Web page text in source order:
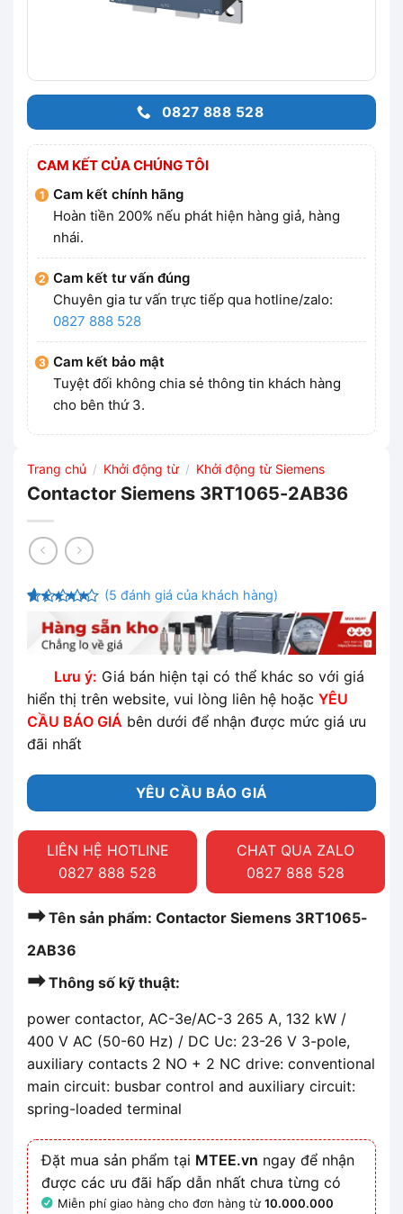
0827 888 528
CAM KẾT CỦA CHÚNG TÔI
Cam kết chính hãng
Hoàn tiền 200% nếu phát hiện hàng giả, hàng
nhái.
Cam kết tư vấn đúng
Chuyên gia tư vấn trực tiếp qua hotline/zalo:
0827 888 528
Cam kết bảo mật
Tuyệt đối không chia sẻ thông tin khách hàng
cho bên thứ 3.
Trang chủ / Khởi động từ / Khởi động từ Siemens
Contactor Siemens 3RT1065-2AB36
trên 5
dựa trên
đánh giá
(5 đánh giá của khách hàng)
Lưu ý: Giá bán hiện tại có thể khác so với giá
hiển thị trên website, vui lòng liên hệ hoặc YÊU
CẦU BÁO GIÁ bên dưới để nhận được mức giá ưu
đãi nhất
YÊU CẦU BÁO GIÁ
LIÊN HỆ HOTLINE
0827 888 528
CHAT QUA ZALO
0827 888 528
➡Tên sản phẩm: Contactor Siemens 3RT1065-
2AB36
➡Thông số kỹ thuật:
power contactor, AC-3e/AC-3 265 A, 132 kW /
400 V AC (50-60 Hz) / DC Uc: 23-26 V 3-pole,
auxiliary contacts 2 NO + 2 NC drive: conventional
main circuit: busbar control and auxiliary circuit:
spring-loaded terminal
Đặt mua sản phẩm tại MTEE.vn ngay để nhận
được các ưu đãi hấp dẫn nhất chưa từng có
Miễn phí giao hàng cho đơn hàng từ10.000.000